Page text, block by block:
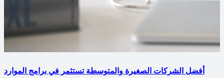
أفضل الشركات الصغيرة والمتوسطة تستثمر في برامج الموارد